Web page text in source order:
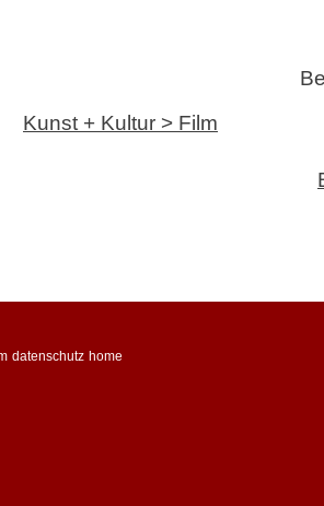
Kunst + Kultur > Film
datenschutz home